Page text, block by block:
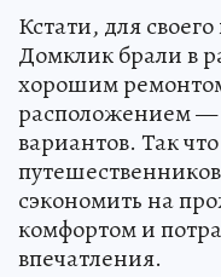
Кстати, для
Домклик брали в
хорошим
расположением —
вариантов. Так
сэкономить на
комфортом и
впечатления.